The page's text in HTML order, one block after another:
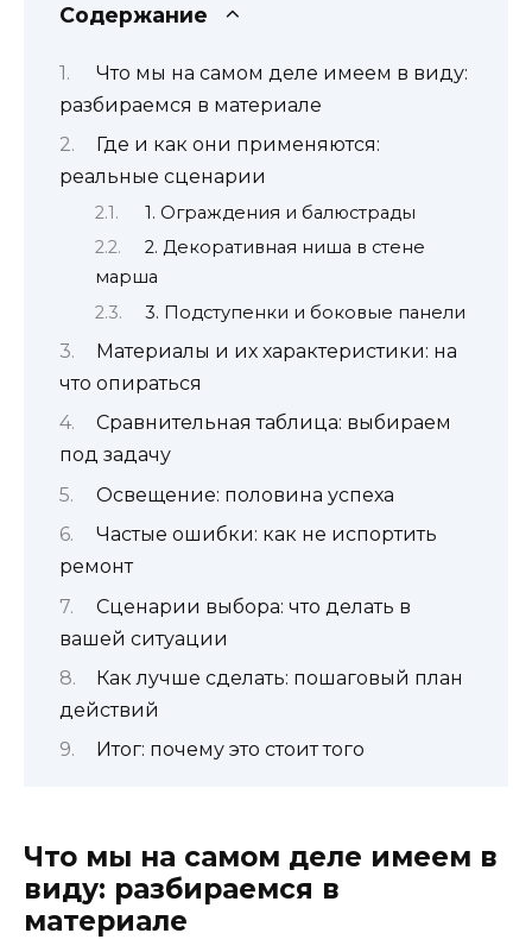
Содержание
Что мы на самом деле имеем в виду:
разбираемся в материале
Где и как они применяются:
реальные сценарии
1. Ограждения и балюстрады
2. Декоративная ниша в стене
марша
3. Подступенки и боковые панели
Материалы и их характеристики: на
что опираться
Сравнительная таблица: выбираем
под задачу
Освещение: половина успеха
Частые ошибки: как не испортить
ремонт
Сценарии выбора: что делать в
вашей ситуации
Как лучше сделать: пошаговый план
действий
Итог: почему это стоит того
Что мы на самом деле имеем в
виду: разбираемся в
материале